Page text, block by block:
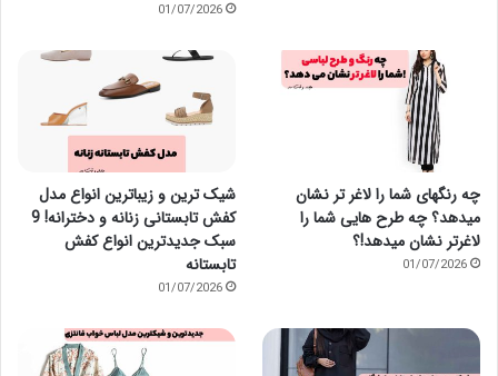
01/07/2026
چه رنگهای شما را لاغر تر نشان
میدهد؟ چه طرح هایی شما را
لاغرتر نشان میدهد!؟
01/07/2026
شیک ترین و زیباترین انواع مدل
کفش تابستانی زنانه و دخترانه! 9
سبک جدیدترین انواع کفش
تابستانه
01/07/2026